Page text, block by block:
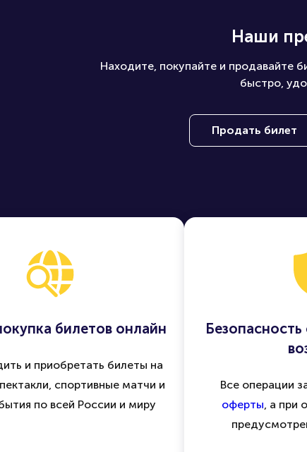
Наши
Находите, покупайте и продавайте
быстро,
Продать билет
билетов онлайн
и приобретать билеты на
спортивные матчи и
по всей России и миру
Безопасность
Все операции
оферты , а при